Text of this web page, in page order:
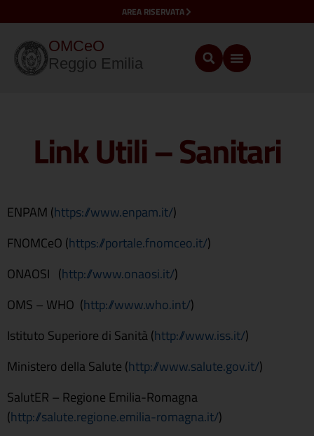
AREA RISERVATA
OMCeO
Reggio Emilia
Link Utili – Sanitari
ENPAM (https://www.enpam.it/)
FNOMCeO (https://portale.fnomceo.it/)
ONAOSI (http://www.onaosi.it/)
OMS – WHO (http://www.who.int/)
Istituto Superiore di Sanità (http://www.iss.it/)
Ministero della Salute (http://www.salute.gov.it/)
SalutER – Regione Emilia-Romagna
(http://salute.regione.emilia-romagna.it/)